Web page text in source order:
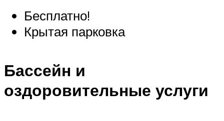
Бесплатно!
Крытая парковка
Бассейн и
оздоровительные услуги